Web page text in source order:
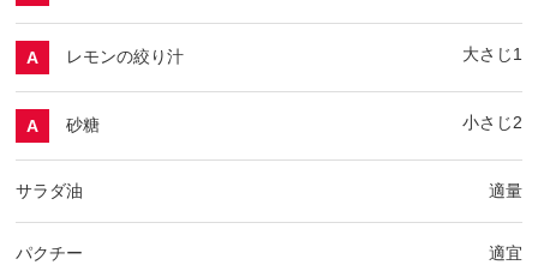
A レモンの絞り汁 大さじ1
A 砂糖 小さじ2
サラダ油 適量
パクチー 適宜